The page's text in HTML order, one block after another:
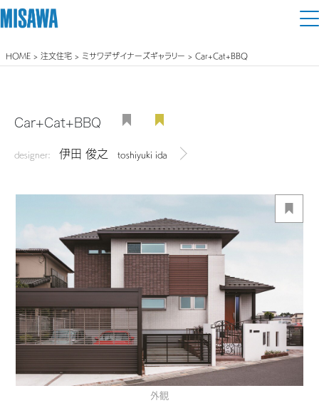
住まい
商品ラインアップ
テクノロジー（住まいの性能）
建築事例・建築実例
デザイナーズギャラリー
インテリア
住まいづくりガイド
買う
個人のお客さま
賃貸住宅
賃貸併用住宅
店舗・各種施設
土地活用モデルルーム見学
土地活用実例
法人のお客さま
リフォーム
戸建て・マンション
ミサワリフォームとは
リフォームの流れ
リフォームメニュー
リフォーム事例
事業用
複合開発・投資開発
複合開発事業（ASMACI-アスマチ-）
再開発・官民連携事業
分譲マンション開発事業
収益不動産・投資開発事業
オーナーサポート
サポートメニュー
住まいるりんぐ（ロングサポート）
保証制度
企業・IR
ニュース
展示場・イベント情報
カタログ請求
HOME > 注文住宅 > ミサワデザイナーズギャラリー > Car+Cat+BBQ
Car+Cat+BBQ
designer: 伊田 俊之 toshiyuki ida デザイナーを見る
外観